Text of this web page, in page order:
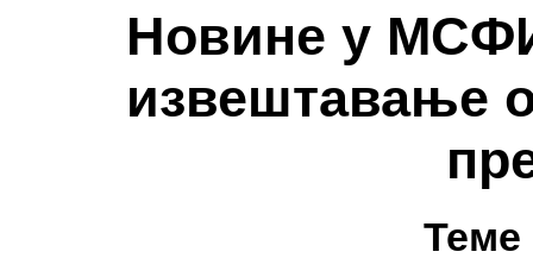
Новине у
извештавање
Теме